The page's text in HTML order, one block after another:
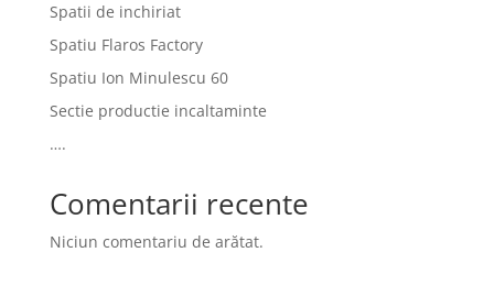
Spatii de inchiriat
Spatiu Flaros Factory
Spatiu Ion Minulescu 60
Sectie productie incaltaminte
….
Comentarii recente
Niciun comentariu de arătat.